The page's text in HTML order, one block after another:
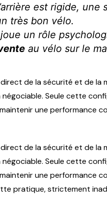
est rigide, une
très bon vélo.
un rôle
au vélo sur le
de la sécurité et de la
Seule cette
une performance
de la sécurité et de la
Seule cette
une performance
pratique, strictement